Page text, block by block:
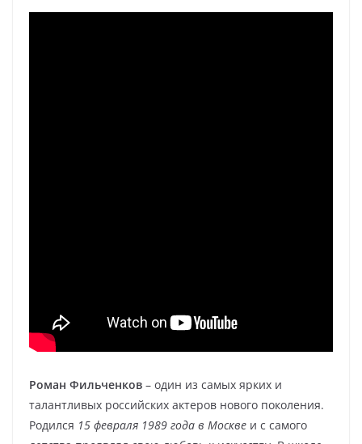
Роман Фильченков – один из самых ярких и
талантливых российских актеров нового поколения.
Родился 15 февраля 1989 года в Москве и с самого